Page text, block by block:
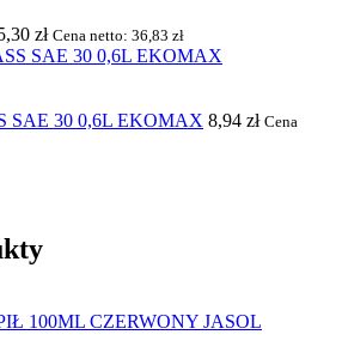
zł Cena netto: 36,83 zł
SAE 30 0,6L EKOMAX 8,94 zł Cena